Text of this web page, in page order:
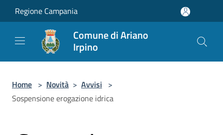
Salta al contenuto principale
Regione Campania
Comune di Ariano
Irpino
Home > Novità > Avvisi >
Sospensione erogazione idrica